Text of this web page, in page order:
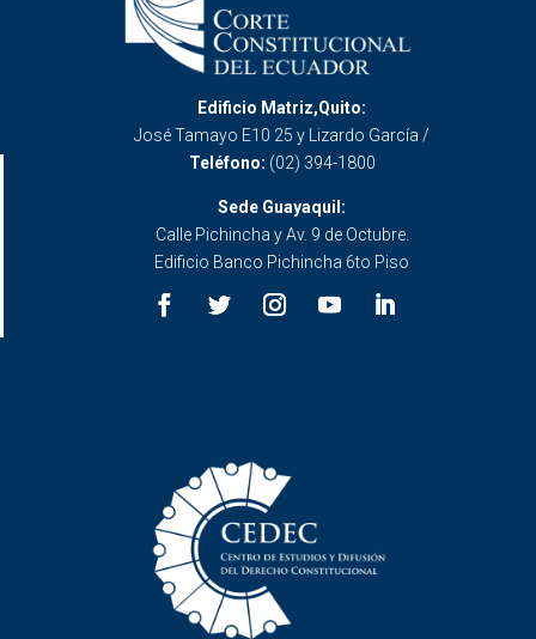
Edificio Matriz,Quito:
José Tamayo E10 25 y Lizardo García /
Teléfono: (02) 394-1800
Sede Guayaquil:
Calle Pichincha y Av. 9 de Octubre.
Edificio Banco Pichincha 6to Piso